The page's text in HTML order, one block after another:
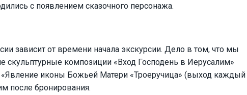
с появлением сказочного персонажа.
зависит от времени начала экскурсии. Дело в том, что мы
скульптурные композиции «Вход Господень в Иерусалим»
иконы Божьей Матери «Троеручица» (выход каждый
после бронирования.